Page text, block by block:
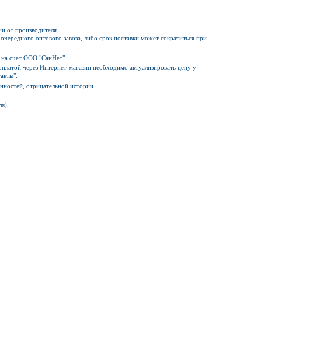
от производителя.
оптового завоза, либо срок поставки может сократиться при
на счет ООО "СанНет".
через Интернет-магазин необходимо актуализировать цену у
отрицательной истории.